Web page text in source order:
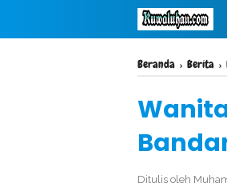
MAHABARATA
Beranda › Berita ›
Ditulis oleh